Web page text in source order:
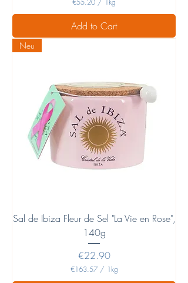
5
.
r
1
i
l
g
r
a
m
Add to Cart
Neu
Sal de Ibiza Fleur de Sel "La Vie en Rose",
140g
Price
€22.90
€163.57 / 1kg